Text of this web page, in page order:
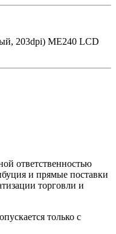
203dpi) ME240 LCD
ответственностью
и прямые поставки
торговли и
только с